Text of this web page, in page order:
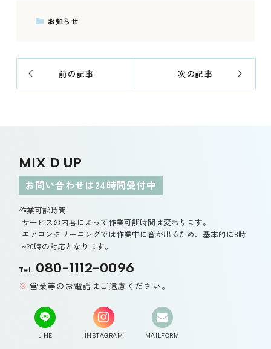
お知らせ
前の記事 次の記事
MIX D UP
お問い合わせは24時間受付中
作業可能時間
サービスの内容によって作業可能時間は変わります。
エアコンクリーニングでは作業中に音が出るため、基本的に8時
~20時の対応となります。
Tel. 080-1112-0096
営業等のお電話はご遠慮ください。
LINE INSTAGRAM MAILFORM